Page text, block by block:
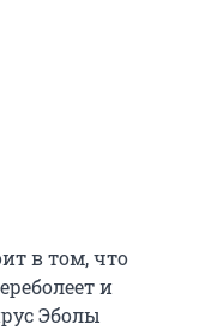
в том, что
и
Эболы